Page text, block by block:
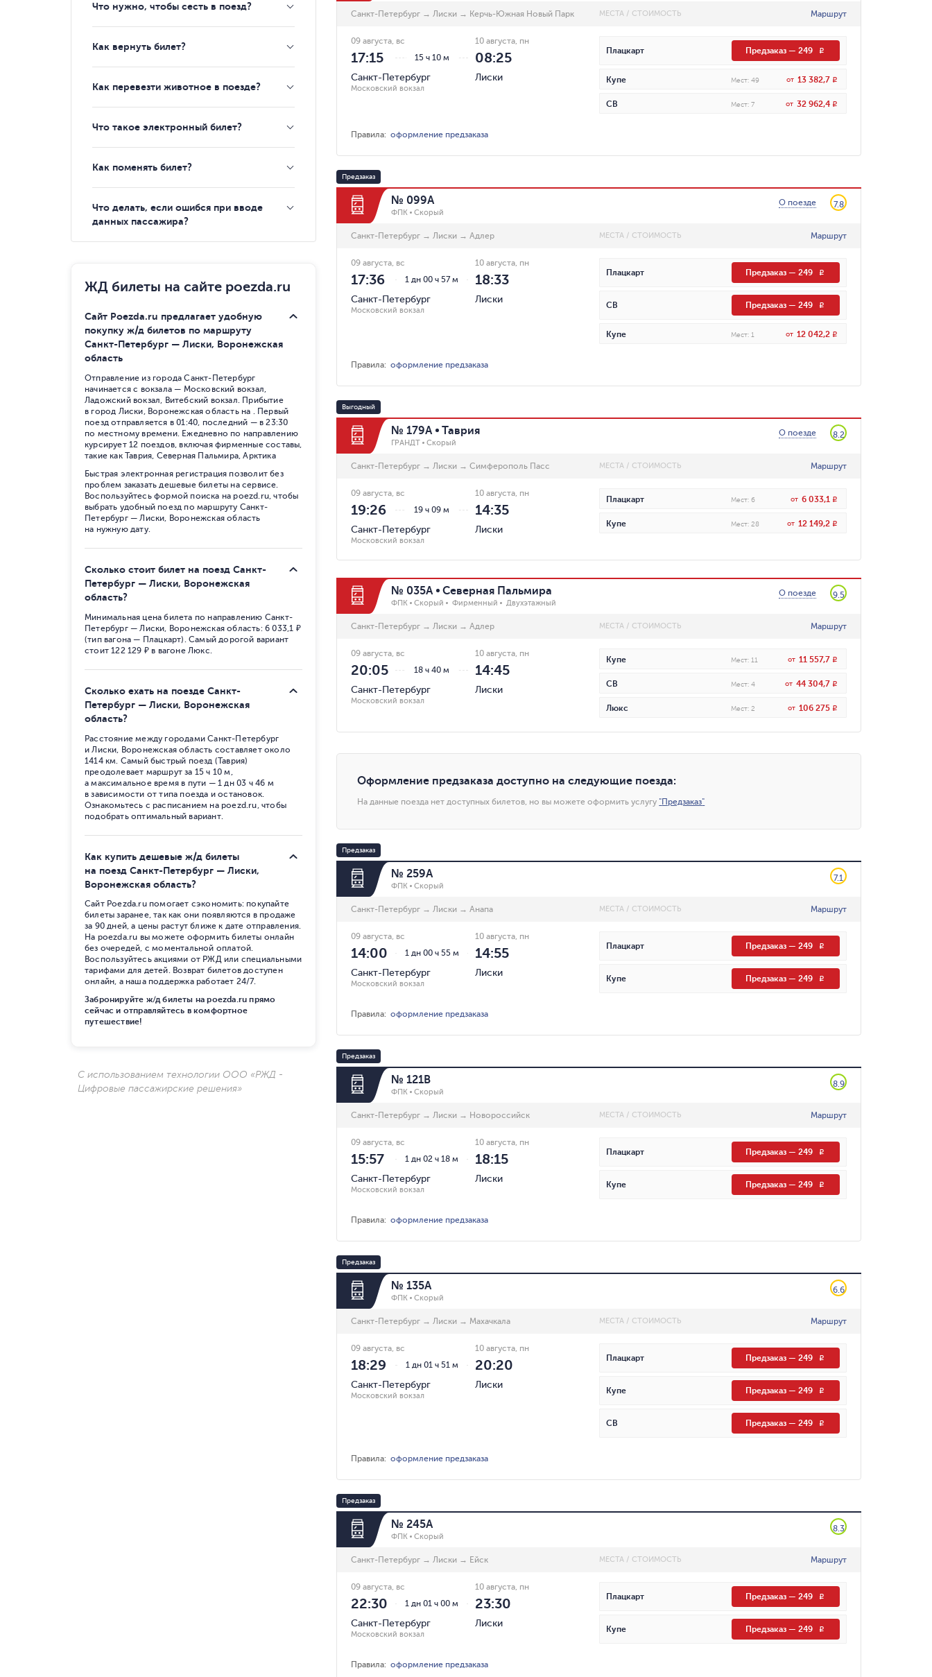
Санкт-Петербург → Лиски → Керчь-Южная Новый Парк МЕСТА / СТОИМОСТЬ Маршрут
15 ч 10 м
09 августа, вс
17:15
Санкт-Петербург
Московский вокзал
10 августа, пн
08:25
Лиски
Плацкарт Предзаказ— 249 R
Купе Мест: 49 от 13 382,7 R
СВ Мест: 7 от 32 962,4 R
Правила:оформление предзаказа
Предзаказ
№ 099А
ФПК Скорый
О поезде 7.8
Санкт-Петербург → Лиски → Адлер МЕСТА / СТОИМОСТЬ Маршрут
1 дн 00 ч 57 м
09 августа, вс
17:36
Санкт-Петербург
Московский вокзал
10 августа, пн
18:33
Лиски
Плацкарт Предзаказ— 249 R
СВ Предзаказ— 249 R
Купе Мест: 1 от 12 042,2 R
Правила:оформление предзаказа
Выгодный
№ 179А Таврия
ГРАНДТ Скорый
О поезде 8.2
Санкт-Петербург → Лиски → Симферополь Пасс МЕСТА / СТОИМОСТЬ Маршрут
19 ч 09 м
09 августа, вс
19:26
Санкт-Петербург
Московский вокзал
10 августа, пн
14:35
Лиски
Плацкарт Мест: 6 от 6 033,1 R
Купе Мест: 28 от 12 149,2 R
№ 035А Северная Пальмира
ФПК Скорый Фирменный Двухэтажный
О поезде 9.5
Санкт-Петербург → Лиски → Адлер МЕСТА / СТОИМОСТЬ Маршрут
18 ч 40 м
09 августа, вс
20:05
Санкт-Петербург
Московский вокзал
10 августа, пн
14:45
Лиски
Купе Мест: 11 от 11 557,7 R
СВ Мест: 4 от 44 304,7 R
Люкс Мест: 2 от 106 275 R
Оформление предзаказа доступно на следующие поезда:
На данные поезда нет доступных билетов, но вы можете оформить услугу "Предзаказ"
Предзаказ
№ 259А
ФПК Скорый
7.1
Санкт-Петербург → Лиски → Анапа МЕСТА / СТОИМОСТЬ Маршрут
1 дн 00 ч 55 м
09 августа, вс
14:00
Санкт-Петербург
Московский вокзал
10 августа, пн
14:55
Лиски
Плацкарт Предзаказ— 249 R
Купе Предзаказ— 249 R
Правила:оформление предзаказа
Предзаказ
№ 121В
ФПК Скорый
8.9
Санкт-Петербург → Лиски → Новороссийск МЕСТА / СТОИМОСТЬ Маршрут
1 дн 02 ч 18 м
09 августа, вс
15:57
Санкт-Петербург
Московский вокзал
10 августа, пн
18:15
Лиски
Плацкарт Предзаказ— 249 R
Купе Предзаказ— 249 R
Правила:оформление предзаказа
Предзаказ
№ 135А
ФПК Скорый
6.6
Санкт-Петербург → Лиски → Махачкала МЕСТА / СТОИМОСТЬ Маршрут
1 дн 01 ч 51 м
09 августа, вс
18:29
Санкт-Петербург
Московский вокзал
10 августа, пн
20:20
Лиски
Плацкарт Предзаказ— 249 R
Купе Предзаказ— 249 R
СВ Предзаказ— 249 R
Правила:оформление предзаказа
Предзаказ
№ 245А
ФПК Скорый
8.3
Санкт-Петербург → Лиски → Ейск МЕСТА / СТОИМОСТЬ Маршрут
1 дн 01 ч 00 м
09 августа, вс
22:30
Санкт-Петербург
Московский вокзал
10 августа, пн
23:30
Лиски
Плацкарт Предзаказ— 249 R
Купе Предзаказ— 249 R
Правила:оформление предзаказа
Что нужно, чтобы сесть в поезд?
Как вернуть билет?
Как перевезти животное в поезде?
Что такое электронный билет?
Как поменять билет?
Что делать, если ошибся при вводе
данных пассажира?
ЖД билеты на сайте poezda.ru
Сайт Poezda.ru предлагает удобную
покупку ж/д билетов по маршруту
Санкт-Петербург — Лиски, Воронежская
область
Отправление из города Санкт-Петербург
начинается с вокзала — Московский вокзал,
Ладожский вокзал, Витебский вокзал. Прибытие
в город Лиски, Воронежская область на . Первый
поезд отправляется в 01:40, последний — в 23:30
по местному времени. Ежедневно по направлению
курсирует 12 поездов, включая фирменные составы,
такие как Таврия, Северная Пальмира, Арктика
Быстрая электронная регистрация позволит без
проблем заказать дешевые билеты на сервисе.
Воспользуйтесь формой поиска на poezd.ru, чтобы
выбрать удобный поезд по маршруту Санкт-
Петербург — Лиски, Воронежская область
на нужную дату.
Сколько стоит билет на поезд Санкт-
Петербург — Лиски, Воронежская
область?
Минимальная цена билета по направлению Санкт-
Петербург — Лиски, Воронежская область: 6 033,1 ₽
(тип вагона — Плацкарт). Самый дорогой вариант
стоит 122 129 ₽ в вагоне Люкс.
Сколько ехать на поезде Санкт-
Петербург — Лиски, Воронежская
область?
Расстояние между городами Санкт-Петербург
и Лиски, Воронежская область составляет около
1414 км. Самый быстрый поезд (Таврия)
преодолевает маршрут за 15 ч 10 м,
а максимальное время в пути — 1 дн 03 ч 46 м
в зависимости от типа поезда и остановок.
Ознакомьтесь с расписанием на poezd.ru, чтобы
подобрать оптимальный вариант.
Как купить дешевые ж/д билеты
на поезд Санкт-Петербург — Лиски,
Воронежская область?
Сайт Poezda.ru помогает сэкономить: покупайте
билеты заранее, так как они появляются в продаже
за 90 дней, а цены растут ближе к дате отправления.
На poezda.ru вы можете оформить билеты онлайн
без очередей, с моментальной оплатой.
Воспользуйтесь акциями от РЖД или специальными
тарифами для детей. Возврат билетов доступен
онлайн, а наша поддержка работает 24/7.
Забронируйте ж/д билеты на poezda.ru прямо
сейчас и отправляйтесь в комфортное
путешествие!
С использованием технологии ООО «РЖД -
Цифровые пассажирские решения»